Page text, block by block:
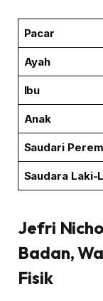
Pacar
Ayah
Ibu
Anak
Saudari
Saudara Laki-
Jefri
Badan,
Fisik